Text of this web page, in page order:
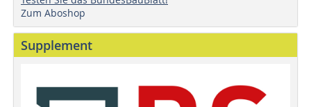
Zum Aboshop
Supplement